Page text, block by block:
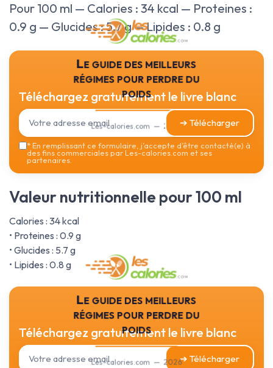
Pour 100 ml — Calories : 34 kcal — Proteines :
0.9 g — Glucides : 5.7 g — Lipides : 0.8 g
Le guide des meilleurs
régimes pour perdre du
poids
Les-calories.com — 2026
Téléchargez gratuitement le livre blanc
➔ Télécharger
*En remplissant ce formulaire, j’accepte d’être contacté(e) à
des fins commerciales par Les-calories.com et ses
partenaires.
Valeur nutritionnelle pour 100 ml
Calories : 34 kcal
• Proteines : 0.9 g
• Glucides : 5.7 g
• Lipides : 0.8 g
Le guide des meilleurs
régimes pour perdre du
poids
Les-calories.com — 2026
Téléchargez gratuitement le livre blanc
➔ Télécharger